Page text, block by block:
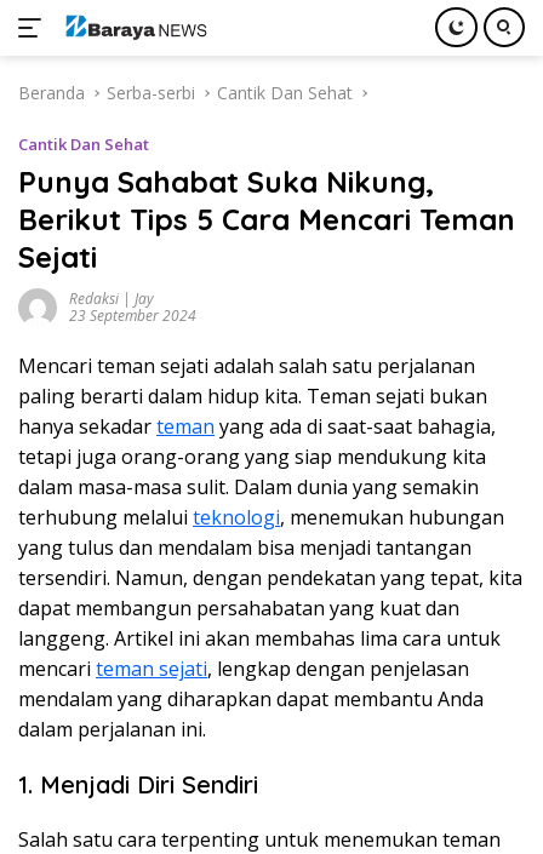
Beranda Serba-serbi Cantik Dan Sehat
Cantik Dan Sehat
Punya Sahabat Suka Nikung,
Berikut Tips 5 Cara Mencari Teman
Sejati
Redaksi | Jay
23 September 2024
Mencari teman sejati adalah salah satu perjalanan
paling berarti dalam hidup kita. Teman sejati bukan
hanya sekadarteman yang ada di saat-saat bahagia,
tetapi juga orang-orang yang siap mendukung kita
dalam masa-masa sulit. Dalam dunia yang semakin
terhubung melalui teknologi, menemukan hubungan
yang tulus dan mendalam bisa menjadi tantangan
tersendiri. Namun, dengan pendekatan yang tepat, kita
dapat membangun persahabatan yang kuat dan
langgeng. Artikel ini akan membahas lima cara untuk
mencari teman sejati, lengkap dengan penjelasan
mendalam yang diharapkan dapat membantu Anda
dalam perjalanan ini.
1. Menjadi Diri Sendiri
Salah satu cara terpenting untuk menemukan teman